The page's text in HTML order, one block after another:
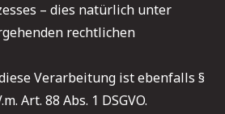
– dies natürlich unter
rechtlichen
Verarbeitung ist ebenfalls §
Art. 88 Abs. 1 DSGVO.